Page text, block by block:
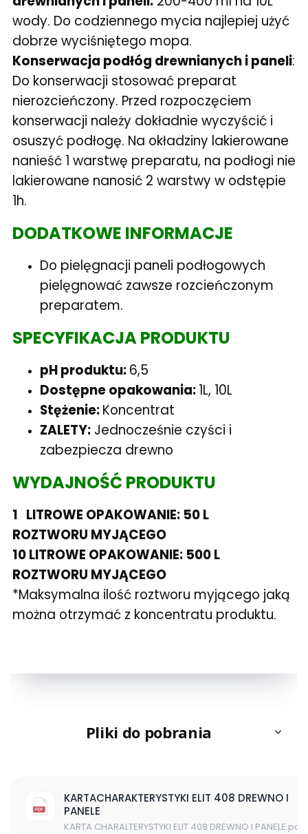
wody. Do codziennego mycia najlepiej użyć
dobrze wyciśniętego mopa.
Konserwacja podłóg drewnianych i paneli:
Do konserwacji stosować preparat
nierozcieńczony. Przed rozpoczęciem
konserwacji należy dokładnie wyczyścić i
osuszyć podłogę. Na okładziny lakierowane
nanieść 1 warstwę preparatu, na podłogi nie
lakierowane nanosić 2 warstwy w odstępie
1h.
DODATKOWE INFORMACJE
Do pielęgnacji paneli podłogowych
pielęgnować zawsze rozcieńczonym
preparatem.
SPECYFIKACJA PRODUKTU
pH produktu:6,5
Dostępne opakowania:1L, 10L
Stężenie:Koncentrat
ZALETY: Jednocześnie czyści i
zabezpiecza drewno
WYDAJNOŚĆ PRODUKTU
1 LITROWE OPAKOWANIE: 50 L
ROZTWORU MYJĄCEGO
10 LITROWE OPAKOWANIE: 500 L
ROZTWORU MYJĄCEGO
*Maksymalna ilość roztworu myjącego jaką
można otrzymać z koncentratu produktu.
Pliki do pobrania
KARTA CHARALTERYSTYKI ELIT 408 DREWNO I PANELE.pdf
KARTACHARAKTERYSTYKI ELIT 408 DREWNO I
PANELE